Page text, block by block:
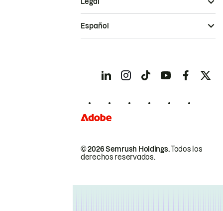
© 2026 Semrush Holdings.Todos los
derechos reservados.
Español